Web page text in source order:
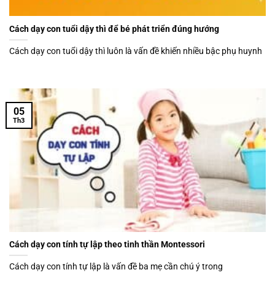
Cách dạy con tuổi dậy thì để bé phát triển đúng hướng
Cách dạy con tuổi dậy thì luôn là vấn đề khiến nhiều bậc phụ huynh
Cách dạy con tính tự lập theo tinh thần Montessori
Cách dạy con tính tự lập là vấn đề ba mẹ cần chú ý trong
05
Th3